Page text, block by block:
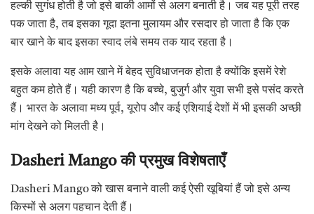
हल्की सुगंध होती है जो इसे बाकी आमों से अलग बनाती है। जब यह पूरी तरह
पक जाता है, तब इसका गूदा इतना मुलायम और रसदार हो जाता है कि एक
बार खाने के बाद इसका स्वाद लंबे समय तक याद रहता है।
इसके अलावा यह आम खाने में बेहद सुविधाजनक होता है क्योंकि इसमें रेशे
बहुत कम होते हैं। यही कारण है कि बच्चे, बुजुर्ग और युवा सभी इसे पसंद करते
हैं। भारत के अलावा मध्य पूर्व, यूरोप और कई एशियाई देशों में भी इसकी अच्छी
मांग देखने को मिलती है।
Dasheri Mangoकी प्रमुख विशेषताएँ
Dasheri Mango को खास बनाने वाली कई ऐसी खूबियां हैं जो इसे अन्य
किस्मों से अलग पहचान देती हैं।